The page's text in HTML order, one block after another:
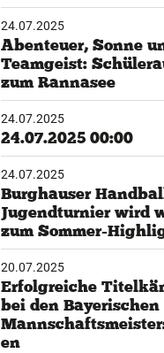
24.07.2025
Abenteuer, Sonne
Teamgeist:
zum Rannasee
24.07.2025
24.07.2025 00:00
24.07.2025
Burghauser
Jugendturnier wird
zum Sommer-
20.07.2025
Erfolgreiche
bei den Bayerischen
en